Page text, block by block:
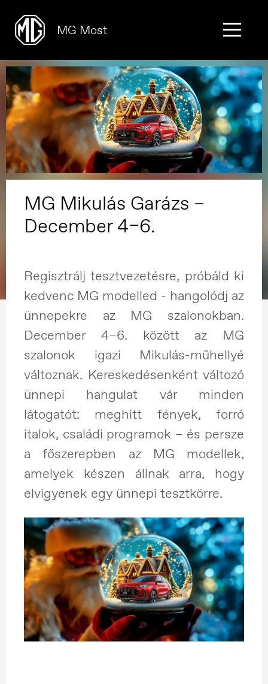
MG Most
MG Mikulás Garázs –
December 4–6.
Regisztrálj tesztvezetésre, próbáld ki
kedvenc MG modelled - hangolódj az
ünnepekre az MG szalonokban.
December 4–6. között az MG
szalonok igazi Mikulás-műhellyé
változnak. Kereskedésenként változó
ünnepi hangulat vár minden
látogatót: meghitt fények, forró
italok, családi programok – és persze
a főszerepben az MG modellek,
amelyek készen állnak arra, hogy
elvigyenek egy ünnepi tesztkörre.